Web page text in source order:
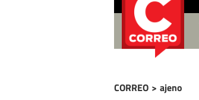
CORREO > ajeno